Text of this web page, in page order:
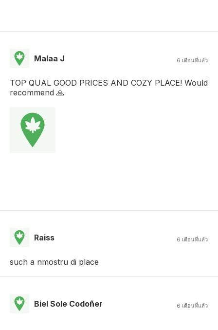
Malaa J 6 เดือนที่แล้ว
TOP QUAL GOOD PRICES AND COZY PLACE! Would
recommend 🙏
Raiss 6 เดือนที่แล้ว
such a nmostru di place
Biel Sole Codoñer 6 เดือนที่แล้ว